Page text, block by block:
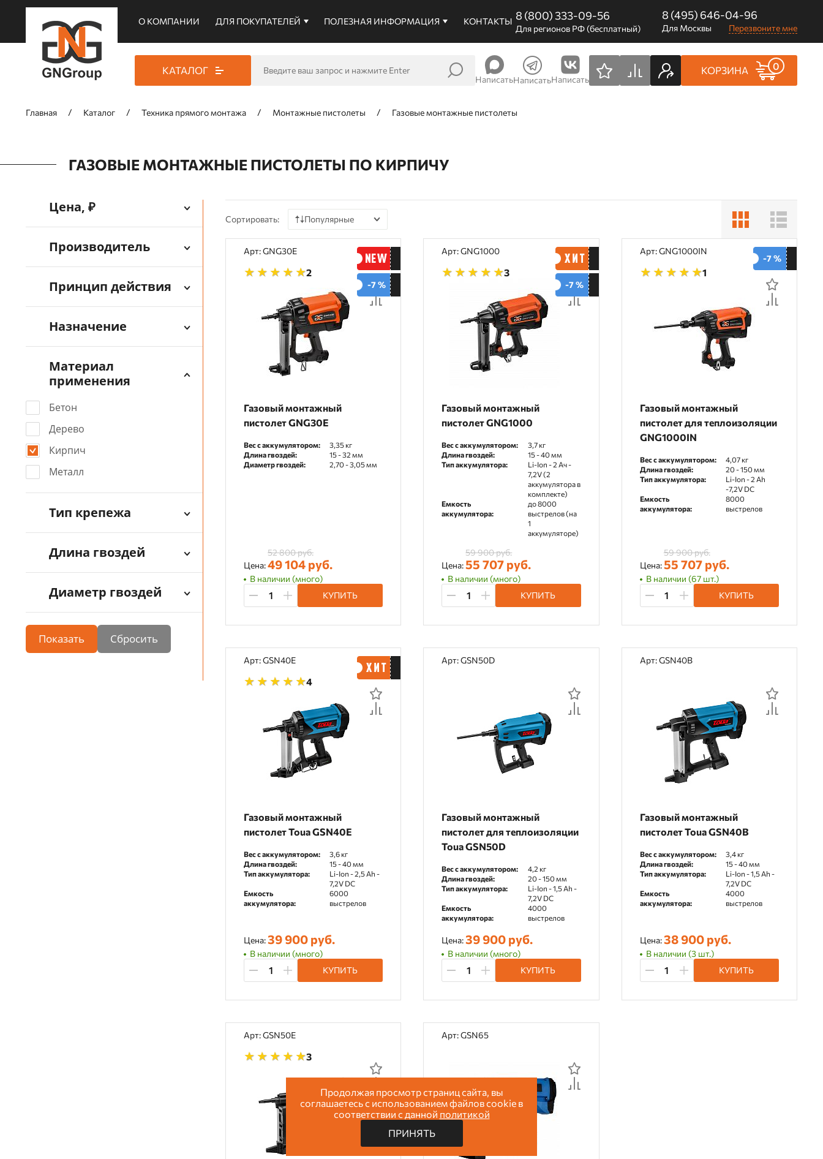
О КОМПАНИИ ДЛЯ ПОКУПАТЕЛЕЙ ПОЛЕЗНАЯ ИНФОРМАЦИЯ КОНТАКТЫ 8 (800) 333-09-56
Для регионов РФ (бесплатный)
8 (495) 646-04-96
Для Москвы Перезвоните мне
КАТАЛОГ
НаписатьНаписатьНаписать
КОРЗИНА 0
Главная Каталог Техника прямого монтажа Монтажные пистолеты Газовые монтажные пистолеты
ГАЗОВЫЕ МОНТАЖНЫЕ ПИСТОЛЕТЫ ПО КИРПИЧУ
Цена, ₽
Производитель
Принцип действия
Назначение
Материал
применения
Бетон
Дерево
Кирпич
Металл
Тип крепежа
Длина гвоздей
Диаметр гвоздей
Показать
Сортировать: Популярные
По цене
По наличию
По рейтингу
По отзывам
Арт: GNG30E
2
-7 %
Газовый монтажный
пистолет GNG30E
Вес с аккумулятором:
3,35 кг
Длина гвоздей:
15 - 32 мм
Диаметр гвоздей:
2,70 - 3,05 мм
Цена:
52 800 руб.
49 104 руб.
В наличии (много)
КУПИТЬ
Арт: GNG1000
3
-7 %
Газовый монтажный
пистолет GNG1000
Вес с аккумулятором:
3,7 кг
Длина гвоздей:
15 - 40 мм
Тип аккумулятора:
Li-Ion - 2 Aч -
7,2V (2
аккумулятора в
комплекте)
Емкость
аккумулятора:
до 8000
выстрелов (на
1
аккумуляторе)
Цена:
59 900 руб.
55 707 руб.
В наличии (много)
КУПИТЬ
Арт: GNG1000IN
1
-7 %
Газовый монтажный
пистолет для теплоизоляции
GNG1000IN
Вес с аккумулятором:
4,07 кг
Длина гвоздей:
20 - 150 мм
Тип аккумулятора:
Li-Ion - 2 Ah
-7,2V DC
Емкость
аккумулятора:
8000
выстрелов
Цена:
59 900 руб.
55 707 руб.
В наличии (67 шт.)
КУПИТЬ
Арт: GSN40E
4
Газовый монтажный
пистолет Toua GSN40E
Вес с аккумулятором:
3,6 кг
Длина гвоздей:
15 - 40 мм
Тип аккумулятора:
Li-Ion - 2,5 Ah -
7,2V DC
Емкость
аккумулятора:
6000
выстрелов
Цена:39 900 руб.
В наличии (много)
КУПИТЬ
Арт: GSN50D
Газовый монтажный
пистолет для теплоизоляции
Toua GSN50D
Вес с аккумулятором:
4,2 кг
Длина гвоздей:
20 - 150 мм
Тип аккумулятора:
Li-Ion - 1,5 Ah -
7,2V DC
Емкость
аккумулятора:
4000
выстрелов
Цена:39 900 руб.
В наличии (много)
КУПИТЬ
Арт: GSN40B
Газовый монтажный
пистолет Toua GSN40B
Вес с аккумулятором:
3,4 кг
Длина гвоздей:
15 - 40 мм
Тип аккумулятора:
Li-Ion - 1,5 Ah -
7,2V DC
Емкость
аккумулятора:
4000
выстрелов
Цена:38 900 руб.
В наличии (3 шт.)
КУПИТЬ
Арт: GSN50E
3
Арт: GSN65
Продолжая просмотр страниц сайта, вы
соглашаетесь с использованием файлов cookie в
соответствии с данной политикой
ПРИНЯТЬ